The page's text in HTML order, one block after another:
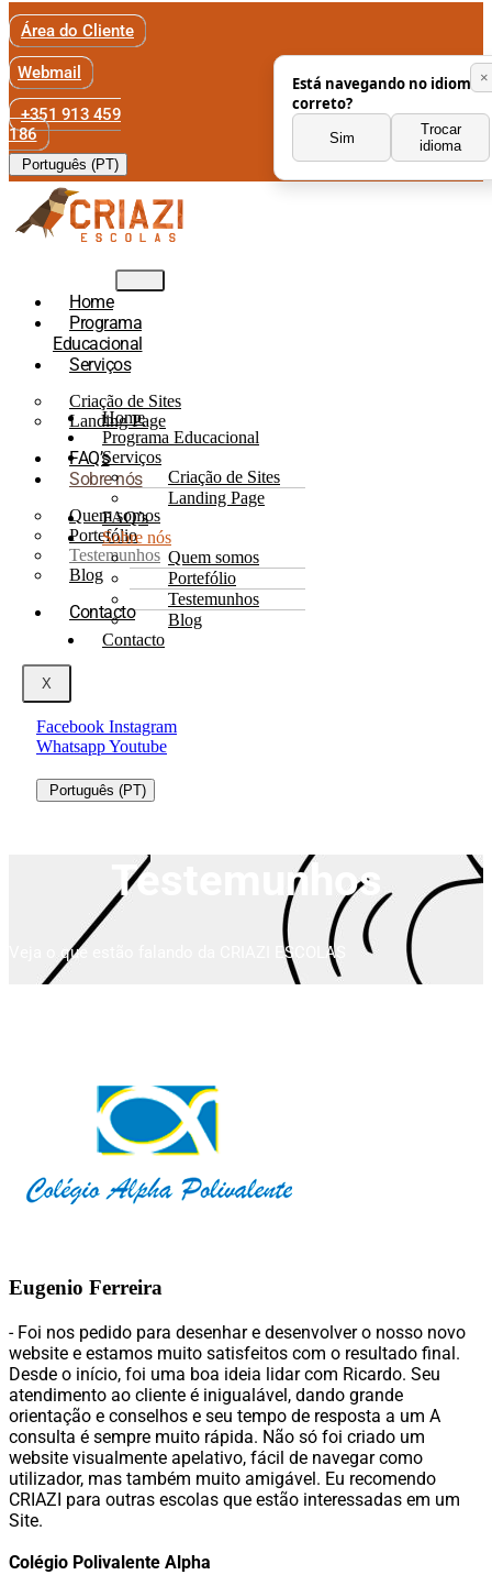
Área do Cliente
Webmail
+351 913 459
186
Português (PT)
Home
Programa
Educacional
Serviços
Criação de Sites
Landing Page
FAQ’s
Sobre nós
Quem somos
Portefólio
Testemunhos
Blog
Contacto
X
Home
Programa Educacional
Serviços
Criação de Sites
Landing Page
FAQ’s
Sobre nós
Quem somos
Portefólio
Testemunhos
Blog
Contacto
Facebook Instagram
WhatsappYoutube
Português (PT)
Está navegando no idioma
correto?
Sim
Trocar
idioma
×
Testemunhos
Veja o que estão falando da CRIAZI ESCOLAS
Eugenio Ferreira
- Foi nos pedido para desenhar e desenvolver o nosso novo
website e estamos muito satisfeitos com o resultado final.
Desde o início, foi uma boa ideia lidar com Ricardo. Seu
atendimento ao cliente é inigualável, dando grande
orientação e conselhos e seu tempo de resposta a um A
consulta é sempre muito rápida. Não só foi criado um
website visualmente apelativo, fácil de navegar como
utilizador, mas também muito amigável. Eu recomendo
CRIAZI para outras escolas que estão interessadas em um
Site.
Colégio Polivalente Alpha